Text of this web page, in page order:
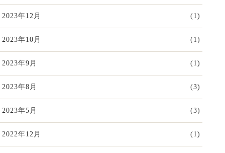
2023年12月 (1)
2023年10月 (1)
2023年9月 (1)
2023年8月 (3)
2023年5月 (3)
2022年12月 (1)